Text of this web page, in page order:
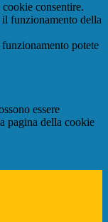
consentire.
funzionamento della
potete
essere
pagina della cookie